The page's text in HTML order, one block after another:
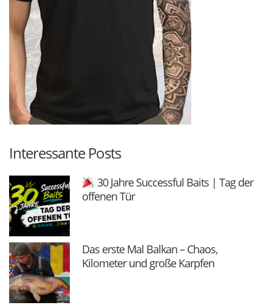
Interessante Posts
30 Jahre Successful Baits | Tag der
offenen Tür
Das erste Mal Balkan – Chaos,
Kilometer und große Karpfen